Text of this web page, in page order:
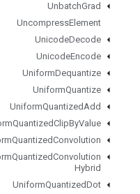
UnbatchGrad
UncompressElement
UnicodeDecode
UnicodeEncode
UniformDequantize
UniformQuantize
UniformQuantizedAdd
QuantizedClipByValue
QuantizedConvolution
QuantizedConvolution
Hybrid
UniformQuantizedDot